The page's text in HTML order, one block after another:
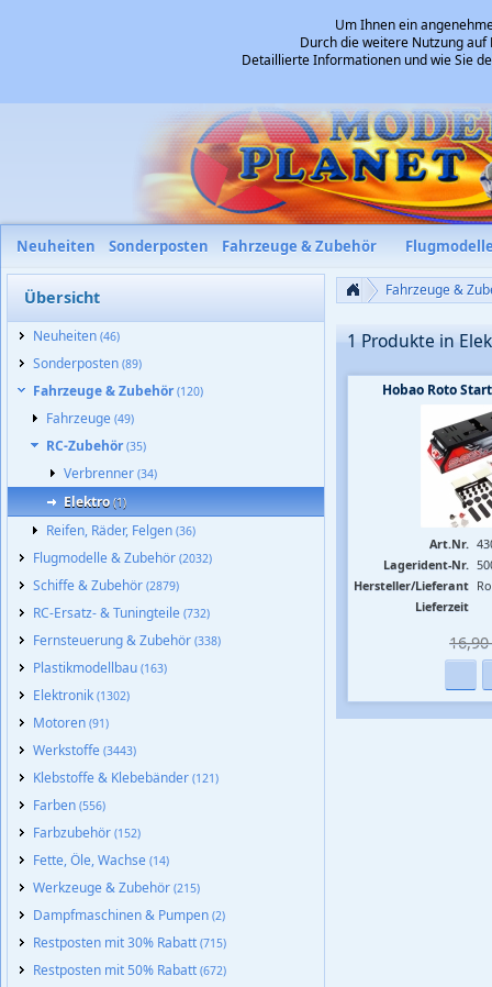
Neuheiten Sonderposten Fahrzeuge & Zubehör
Übersicht
Neuheiten (46)
Sonderposten (89)
Fahrzeuge & Zubehör(120)
Fahrzeuge (49)
RC-Zubehör(35)
Verbrenner (34)
Elektro (1)
Reifen, Räder, Felgen (36)
Flugmodelle & Zubehör (2032)
Schiffe & Zubehör (2879)
RC-Ersatz- & Tuningteile (732)
Fernsteuerung & Zubehör (338)
Plastikmodellbau (163)
Elektronik (1302)
Motoren (91)
Werkstoffe (3443)
Klebstoffe & Klebebänder (121)
Farben (556)
Farbzubehör (152)
Fette, Öle, Wachse (14)
Werkzeuge & Zubehör (215)
Dampfmaschinen & Pumpen (2)
Restposten mit 30% Rabatt (715)
Restposten mit 50% Rabatt (672)
Um Ihnen ein
Durch die weitere Nutzung
Detaillierte Informationen und wie Sie
Fahrzeuge &
1 Produkte in
Hobao Roto
Art.Nr.
Lagerident-Nr.
Hersteller/Lieferant
Lieferzeit
16,90